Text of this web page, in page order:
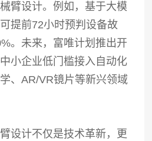
臂设计。例如，基于大模
提前72小时预判设备故
。未来，富唯计划推出开
小企业低门槛接入自动化
、AR/VR镜片等新兴领域
设计不仅是技术革新，更